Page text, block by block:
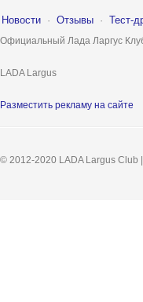
Новости · Отзывы · Тест-
Официальный Лада Ларгус
LADA Largus
Разместить рекламу на сайте
© 2012-2020 LADA Largus Club